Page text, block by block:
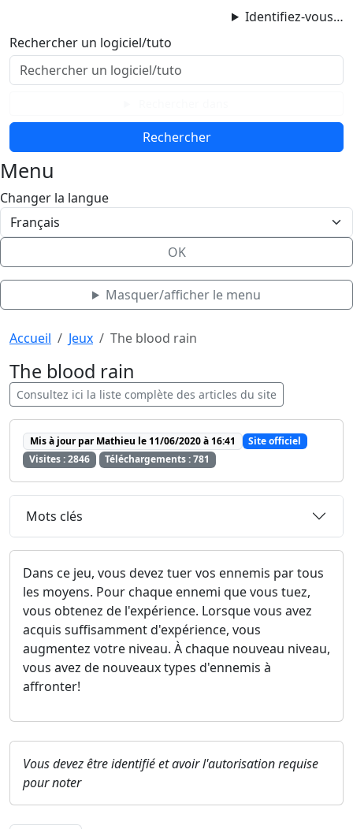
Identifiez-vous…
Contenu principal
Menu
Bas de page
Rechercher un logiciel/tuto
Menu
Changer la langue
OK
Masquer/afficher le menu
Aller au contenu principal
Accueil Jeux The blood rain
The blood rain
Consultez ici la liste complète des articles du site
Mis à jour par Mathieu le 11/06/2020 à 16:41
Site officiel
Visites : 2846
Téléchargements : 781
Mots clés
Dans ce jeu, vous devez tuer vos ennemis par tous
les moyens. Pour chaque ennemi que vous tuez,
vous obtenez de l'expérience. Lorsque vous avez
acquis suffisamment d'expérience, vous
augmentez votre niveau. À chaque nouveau niveau,
vous avez de nouveaux types d'ennemis à
affronter!
Vous devez être identifié et avoir l'autorisation requise
pour noter